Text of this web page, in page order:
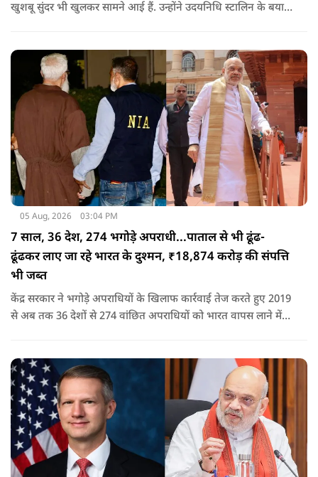
खुशबू सुंदर भी खुलकर सामने आई हैं. उन्होंने उदयनिधि स्टालिन के बयान
नहीं है.
05 Aug, 2026 03:04 PM
7 साल, 36 देश, 274 भगोड़े अपराधी...पाताल से भी ढूंढ-
ढूंढकर लाए जा रहे भारत के दुश्मन, ₹18,874 करोड़ की संपत्ति
भी जब्त
केंद्र सरकार ने भगोड़े अपराधियों के खिलाफ कार्रवाई तेज करते हुए 2019
से अब तक 36 देशों से 274 वांछित अपराधियों को भारत वापस लाने में
दुश्मन वापस लाए जा रहे हैं.